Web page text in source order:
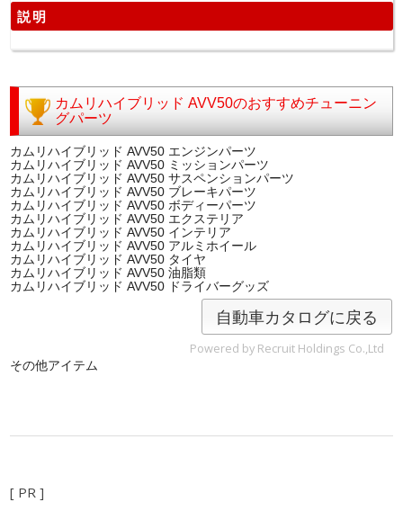
説明
カムリハイブリッド AVV50のおすすめチューニン
グパーツ
カムリハイブリッド AVV50 エンジンパーツ
カムリハイブリッド AVV50 ミッションパーツ
カムリハイブリッド AVV50 サスペンションパーツ
カムリハイブリッド AVV50 ブレーキパーツ
カムリハイブリッド AVV50 ボディーパーツ
カムリハイブリッド AVV50 エクステリア
カムリハイブリッド AVV50 インテリア
カムリハイブリッド AVV50 アルミホイール
カムリハイブリッド AVV50 タイヤ
カムリハイブリッド AVV50 油脂類
カムリハイブリッド AVV50 ドライバーグッズ
自動車カタログに戻る
Powered by Recruit Holdings Co.,Ltd
その他アイテム
[ PR ]